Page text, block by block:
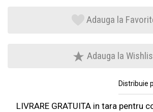
Adauga la
Adauga la
Distribuie
LIVRARE GRATUITA in tara pentru